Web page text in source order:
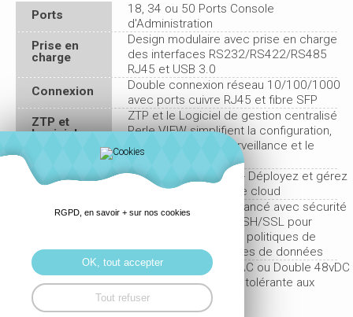
Ports
18, 34 ou 50 Ports Console
d'Administration
Prise en
charge
Design modulaire avec prise en charge
des interfaces RS232/RS422/RS485
RJ45 et USB 3.0
Connexion
Double connexion réseau 10/100/1000
avec ports cuivre RJ45 et fibre SFP
ZTP et
Logiciel
ZTP et le Logiciel de gestion centralisé
Perle VIEW simplifient la configuration,
l'administration, la surveillance et le
Cloud
Hébergement cloud -- Déployez et gérez
votre réseau depuis le cloud
Moteur
Moteur de routage avancé avec sécurité
AAA et chiffrement SSH/SSL pour
répondre à toutes les politiques de
conformité des centres de données
Alimentation
Alimentation Double AC ou Double 48vDC
pour une disponibilité tolérante aux
erreurs
RGPD, en savoir + sur nos cookies
OK, tout accepter
Tout refuser